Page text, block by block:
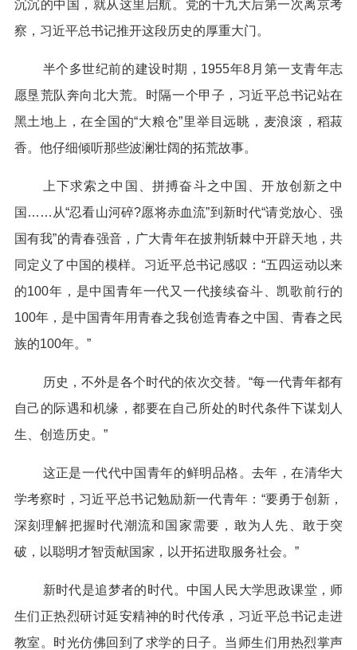
沉沉的中国，就从这里启航。党的十九大后第一次离京考
察，习近平总书记推开这段历史的厚重大门。
半个多世纪前的建设时期，1955年8月第一支青年志
愿垦荒队奔向北大荒。时隔一个甲子，习近平总书记站在
黑土地上，在全国的“大粮仓”里举目远眺，麦浪滚，稻菽
香。他仔细倾听那些波澜壮阔的拓荒故事。
上下求索之中国、拼搏奋斗之中国、开放创新之中
国……从“忍看山河碎?愿将赤血流”到新时代“请党放心、强
国有我”的青春强音，广大青年在披荆斩棘中开辟天地，共
同定义了中国的模样。习近平总书记感叹：“五四运动以来
的100年，是中国青年一代又一代接续奋斗、凯歌前行的
100年，是中国青年用青春之我创造青春之中国、青春之民
族的100年。”
历史，不外是各个时代的依次交替。“每一代青年都有
自己的际遇和机缘，都要在自己所处的时代条件下谋划人
生、创造历史。”
这正是一代代中国青年的鲜明品格。去年，在清华大
学考察时，习近平总书记勉励新一代青年：“要勇于创新，
深刻理解把握时代潮流和国家需要，敢为人先、敢于突
破，以聪明才智贡献国家，以开拓进取服务社会。”
新时代是追梦者的时代。中国人民大学思政课堂，师
生们正热烈研讨延安精神的时代传承，习近平总书记走进
教室。时光仿佛回到了求学的日子。当师生们用热烈掌声